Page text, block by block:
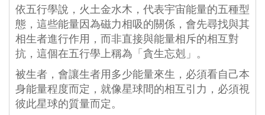
依五行學說，火土金水木，代表宇宙能量的五種型
態，這些能量因為磁力相吸的關係，會先尋找與其
相生者進行作用，而非直接與能量相斥的相互對
抗，這個在五行學上稱為「貪生忘剋」。
被生者，會讓生者用多少能量來生，必須看自己本
身能量程度而定，就像星球間的相互引力，必須視
彼此星球的質量而定。